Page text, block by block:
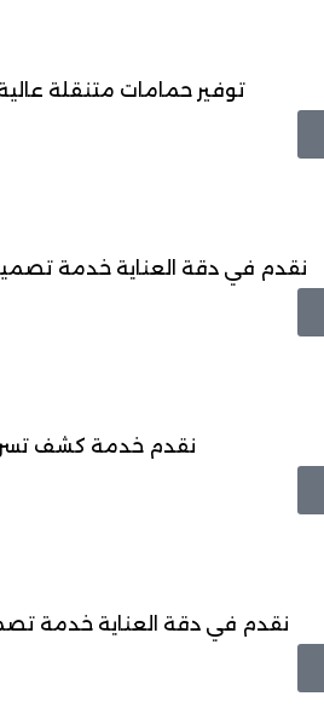
توفير حمامات متنقلة
نقدم في دقة العناية خدمة
نقدم خدمة كشف
نقدم في دقة العناية خدمة